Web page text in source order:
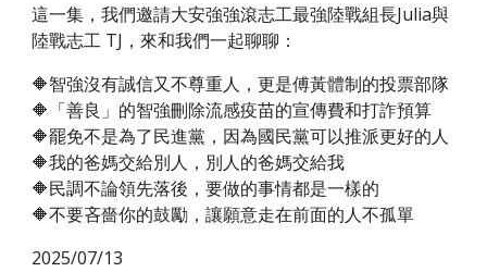
這一集，我們邀請大安強強滾志工最強陸戰組長Julia與
陸戰志工 TJ，來和我們一起聊聊：
🔶智強沒有誠信又不尊重人，更是傅黃體制的投票部隊
🔶「善良」的智強刪除流感疫苗的宣傳費和打詐預算
🔶罷免不是為了民進黨，因為國民黨可以推派更好的人
🔶我的爸媽交給別人，別人的爸媽交給我
🔶民調不論領先落後，要做的事情都是一樣的
🔶不要吝嗇你的鼓勵，讓願意走在前面的人不孤單
2025/07/13